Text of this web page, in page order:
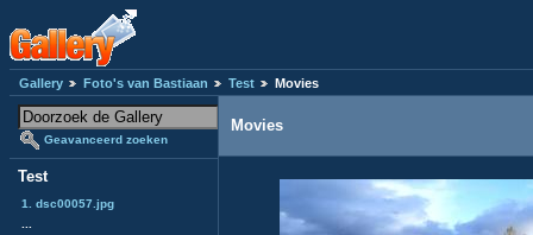
Gallery Foto's van Bastiaan Test Movies
Geavanceerd zoeken
Test
1. dsc00057.jpg
Movies